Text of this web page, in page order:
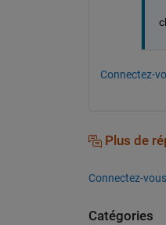
Connectez-
Plus de
Connectez-
Catégories